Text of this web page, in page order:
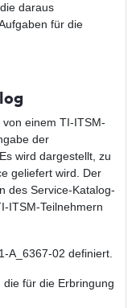
daraus
für die
einem TI-ITSM-
der
wird dargestellt, zu
geliefert wird. Der
des Service-Katalog-
ITSM-Teilnehmern
A_6367-02 definiert.
für die Erbringung